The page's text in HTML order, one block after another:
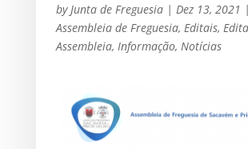
by Junta de Freguesia| Dez 13, 2021 |
Assembleia de Freguesia, Editais,
Assembleia, Informação, Notícias